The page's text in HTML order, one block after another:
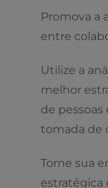
Promova a
entre
Utilize a
melhor
de pessoas
tomada de
Torne sua
estratégica